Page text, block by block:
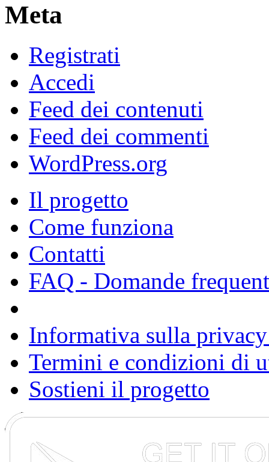
Meta
Registrati
Accedi
Feed dei contenuti
Feed dei commenti
WordPress.org
Il progetto
Come funziona
Contatti
FAQ - Domande
Informativa sulla
Termini e condizioni di
Sostieni il progetto